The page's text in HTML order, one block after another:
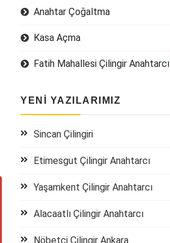
Anahtar Çoğaltma
Kasa Açma
Fatih Mahallesi Çilingir Anahtarcı
YENI YAZILARIMIZ
Sincan Çilingiri
Etimesgut Çilingir Anahtarcı
Yaşamkent Çilingir Anahtarcı
Alacaatlı Çilingir Anahtarcı
Nöbetçi Çilingir Ankara